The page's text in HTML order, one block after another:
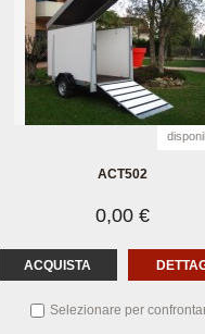
ACT502
0,00 €
ACQUISTA
Selezionare per